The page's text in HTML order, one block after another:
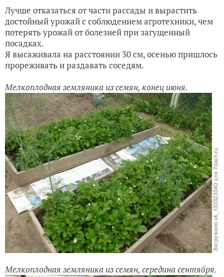
Лучше отказаться от части рассады и вырастить
достойный урожай с соблюдением агротехники, чем
потерять урожай от болезней при загущенный
посадках.
Я высаживала на расстоянии 30 см, осенью пришлось
прореживать и раздавать соседям.
Мелкоплодная земляника из семян, конец июня.
Мелкоплодная земляника из семян, середина сентября.